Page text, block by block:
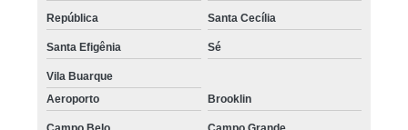
República Santa Cecília
Santa Efigênia Sé
Vila Buarque
Aeroporto
Brooklin